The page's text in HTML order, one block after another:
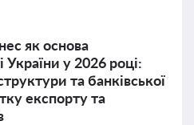
як основа
України у 2026 році:
та банківської
експорту та